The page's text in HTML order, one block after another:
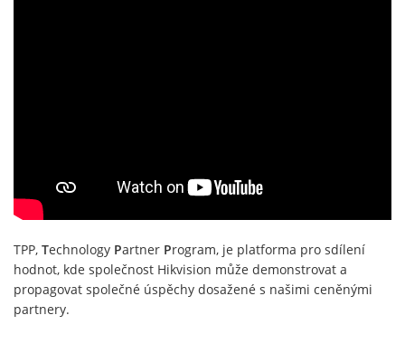
TPP, Technology Partner Program, je platforma pro sdílení
hodnot, kde společnost Hikvision může demonstrovat a
propagovat společné úspěchy dosažené s našimi ceněnými
partnery.